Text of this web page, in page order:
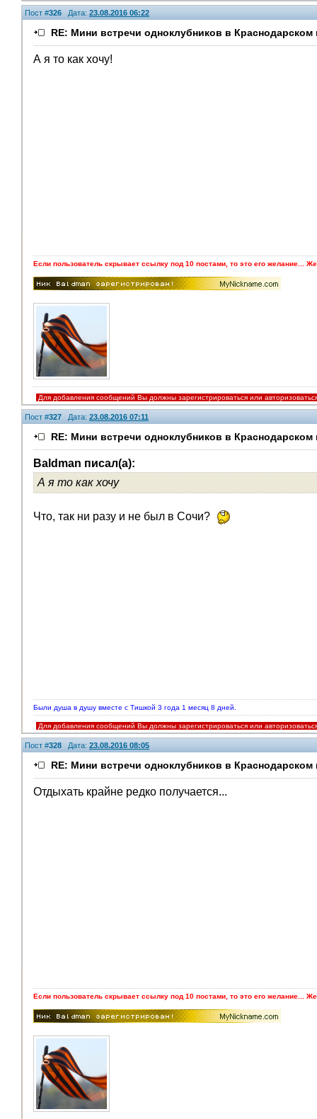
Пост #326 Дата: 23.08.2016 06:22
RE: Мини встречи одноклубников в Краснодарском
А я то как хочу!
Если пользователь скрывает ссылку под 10 постами, то это его желание...
Для добавления сообщений Вы должны зарегистрироваться или
Пост #327 Дата: 23.08.2016 07:11
RE: Мини встречи одноклубников в Краснодарском
Baldman писал(а):
А я то как хочу
Что, так ни разу и не был в Сочи?
Были душа в душу вместе с Тишкой 3 года 1 месяц 8 дней.
Для добавления сообщений Вы должны зарегистрироваться или
Пост #328 Дата: 23.08.2016 08:05
RE: Мини встречи одноклубников в Краснодарском
Отдыхать крайне редко получается...
Если пользователь скрывает ссылку под 10 постами, то это его желание...